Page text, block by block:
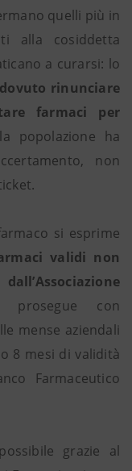
quelli più in
alla cosiddetta
a curarsi: lo
rinunciare
farmaci per
popolazione ha
non
si esprime
validi non
prosegue con
mense aziendali
8 mesi di validità
Farmaceutico
grazie al